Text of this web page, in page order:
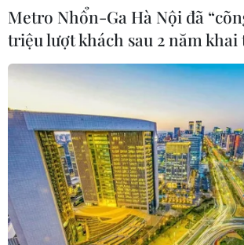
Metro Nhổn-Ga Hà Nội đã
triệu lượt khách sau 2 năm khai